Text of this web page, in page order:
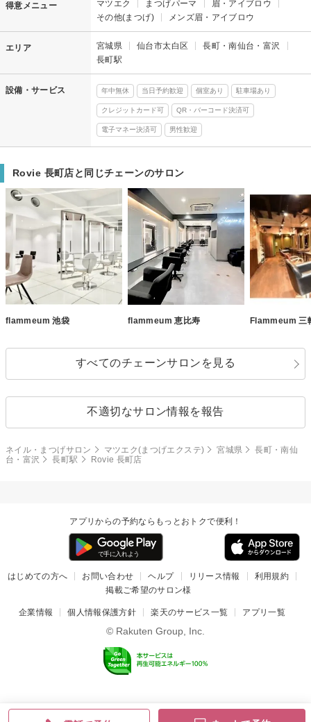
得意メニュー マツエク まつげパーマ
眉・アイブロウ
その他(まつげ)
メンズ眉・アイブロウ
エリア 宮城県 仙台市太白区
長町・南仙台・富沢
長町駅
設備・サービス 年中無休 当日予約歓迎 個室あり 駐車場あり
クレジットカード可 QR・バーコード決済可
電子マネー決済可 男性歓迎
Rovie 長町店と同じチェーンのサロン
flammeum 池袋 flammeum 恵比寿 Flammeum 三
すべてのチェーンサロンを見る
不適切なサロン情報を報告
ネイル・まつげサロン マツエク(まつげエクステ) 宮城県
長町・南仙
台・富沢
長町駅 Rovie 長町店
アプリからの予約ならもっとおトクで便利！
はじめての方へ お問い合わせ ヘルプ リリース情報
利用規約
掲載ご希望のサロン様
企業情報 個人情報保護方針 楽天のサービス一覧 アプリ一覧
© Rakuten Group, Inc.